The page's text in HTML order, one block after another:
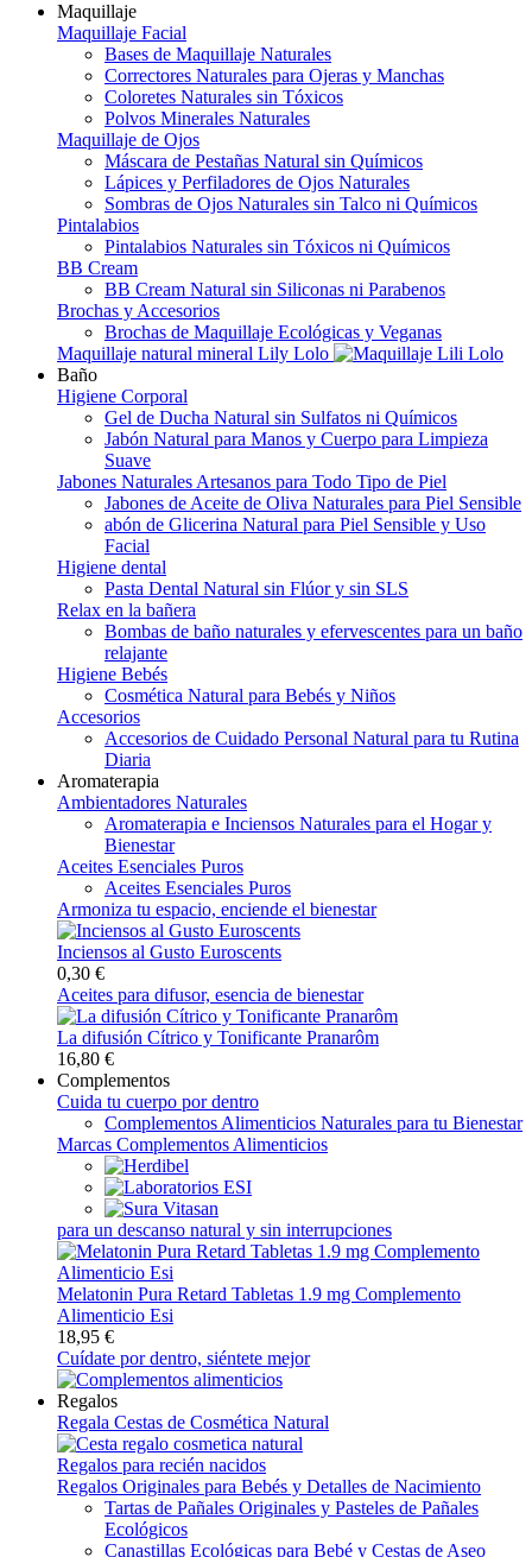
Maquillaje
Maquillaje Facial
Bases de Maquillaje Naturales
Correctores Naturales para Ojeras y Manchas
Coloretes Naturales sin Tóxicos
Polvos Minerales Naturales
Maquillaje de Ojos
Máscara de Pestañas Natural sin Químicos
Lápices y Perfiladores de Ojos Naturales
Sombras de Ojos Naturales sin Talco ni Químicos
Pintalabios
Pintalabios Naturales sin Tóxicos ni Químicos
BB Cream
BB Cream Natural sin Siliconas ni Parabenos
Brochas y Accesorios
Brochas de Maquillaje Ecológicas y Veganas
Maquillaje natural mineral Lily Lolo
Baño
Higiene Corporal
Gel de Ducha Natural sin Sulfatos ni Químicos
Jabón Natural para Manos y Cuerpo para Limpieza
Suave
Jabones Naturales Artesanos para Todo Tipo de Piel
Jabones de Aceite de Oliva Naturales para Piel Sensible
abón de Glicerina Natural para Piel Sensible y Uso
Facial
Higiene dental
Pasta Dental Natural sin Flúor y sin SLS
Relax en la bañera
Bombas de baño naturales y efervescentes para un baño
relajante
Higiene Bebés
Cosmética Natural para Bebés y Niños
Accesorios
Accesorios de Cuidado Personal Natural para tu Rutina
Diaria
Aromaterapia
Ambientadores Naturales
Aromaterapia e Inciensos Naturales para el Hogar y
Bienestar
Aceites Esenciales Puros
Aceites Esenciales Puros
Armoniza tu espacio, enciende el bienestar
Inciensos al Gusto Euroscents
0,30 €
Aceites para difusor, esencia de bienestar
La difusión Cítrico y Tonificante Pranarôm
16,80 €
Complementos
Cuida tu cuerpo por dentro
Complementos Alimenticios Naturales para tu Bienestar
Marcas Complementos Alimenticios
para un descanso natural y sin interrupciones
Melatonin Pura Retard Tabletas 1.9 mg Complemento
Alimenticio Esi
18,95 €
Cuídate por dentro, siéntete mejor
Regalos
Regala Cestas de Cosmética Natural
Regalos para recién nacidos
Regalos Originales para Bebés y Detalles de Nacimiento
Tartas de Pañales Originales y Pasteles de Pañales
Ecológicos
Canastillas Ecológicas para Bebé y Cestas de Aseo